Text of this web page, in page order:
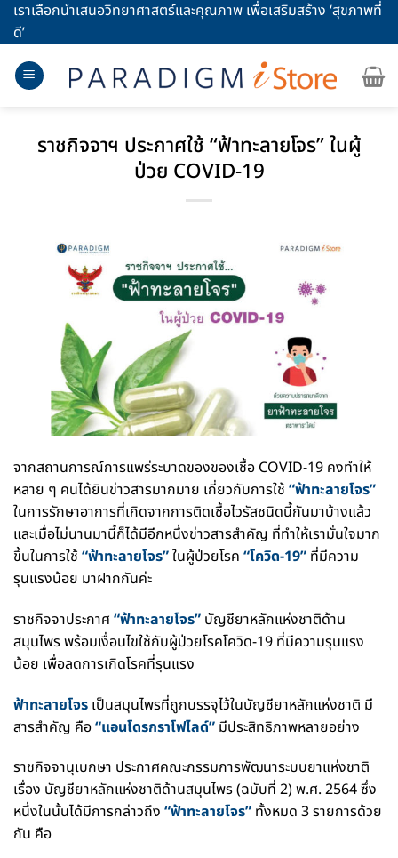
Skipเราเลือกนำเสนอวิทยาศาสตร์และคุณภาพ เพื่อเสริมสร้าง ‘สุขภาพที่
ดี’
ราชกิจจาฯ ประกาศใช้ “ฟ้าทะลายโจร” ในผู้
ป่วย COVID-19
จากสถานการณ์การแพร่ระบาดของของเชื้อ COVID-19 คงทำให้
หลาย ๆ คนได้ยินข่าวสารมากมาย เกี่ยวกับการใช้ “ฟ้าทะลายโจร”
ในการรักษาอาการที่เกิดจากการติดเชื้อไวรัสชนิดนี้กันมาบ้างแล้ว
และเมื่อไม่นานมานี้ก็ได้มีอีกหนึ่งข่าวสารสำคัญ ที่ทำให้เรามั่นใจมาก
ขึ้นในการใช้ “ฟ้าทะลายโจร”ในผู้ป่วยโรค “โควิด-19” ที่มีความ
รุนแรงน้อย มาฝากกันค่ะ
ราชกิจจาประกาศ “ฟ้าทะลายโจร” บัญชียาหลักแห่งชาติด้าน
สมุนไพร พร้อมเงื่อนไขใช้กับผู้ป่วยโรคโควิด-19 ที่มีความรุนแรง
น้อย เพื่อลดการเกิดโรคที่รุนแรง
ฟ้าทะลายโจร เป็นสมุนไพรที่ถูกบรรจุไว้ในบัญชียาหลักแห่งชาติ มี
สารสำคัญ คือ“แอนโดรกราโฟไลด์” มีประสิทธิภาพหลายอย่าง
ราชกิจจานุเบกษา ประกาศคณะกรรมการพัฒนาระบบยาแห่งชาติ
เรื่อง บัญชียาหลักแห่งชาติด้านสมุนไพร (ฉบับที่ 2) พ.ศ. 2564 ซึ่ง
หนึ่งในนั้นได้มีการกล่าวถึง “ฟ้าทะลายโจร” ทั้งหมด 3 รายการด้วย
กัน คือ